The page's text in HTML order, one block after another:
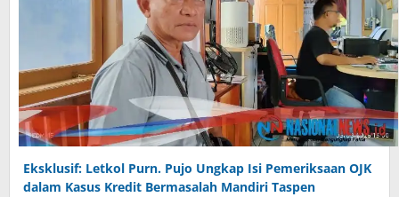
Eksklusif: Letkol Purn. Pujo Ungkap Isi Pemeriksaan OJK
dalam Kasus Kredit Bermasalah Mandiri Taspen